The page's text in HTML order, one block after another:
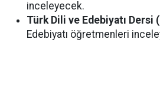
inceleyecek.
Türk Dili ve Edebiyatı Dersi
Edebiyatı öğretmenleri